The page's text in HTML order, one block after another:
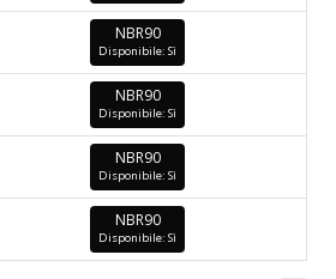
NBR90
Disponibile: Sì
NBR90
Disponibile: Sì
NBR90
Disponibile: Sì
NBR90
Disponibile: Sì